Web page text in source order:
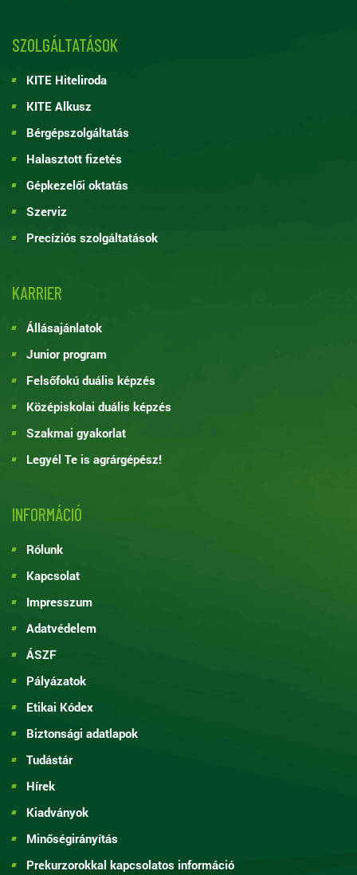
SZOLGÁLTATÁSOK
KITE Hiteliroda
KITE Alkusz
Bérgépszolgáltatás
Halasztott fizetés
Gépkezelői oktatás
Szerviz
Precíziós szolgáltatások
KARRIER
Állásajánlatok
Junior program
Felsőfokú duális képzés
Középiskolai duális képzés
Szakmai gyakorlat
Legyél Te is agrárgépész!
INFORMÁCIÓ
Rólunk
Kapcsolat
Impresszum
Adatvédelem
ÁSZF
Pályázatok
Etikai Kódex
Biztonsági adatlapok
Tudástár
Hírek
Kiadványok
Minőségirányítás
Prekurzorokkal kapcsolatos információ